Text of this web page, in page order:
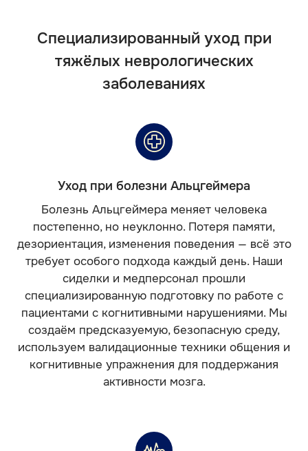
Специализированный уход при
тяжёлых неврологических
заболеваниях
Уход при болезни Альцгеймера
Болезнь Альцгеймера меняет человека
постепенно, но неуклонно. Потеря памяти,
дезориентация, изменения поведения — всё это
требует особого подхода каждый день. Наши
сиделки и медперсонал прошли
специализированную подготовку по работе с
пациентами с когнитивными нарушениями. Мы
создаём предсказуемую, безопасную среду,
используем валидационные техники общения и
когнитивные упражнения для поддержания
активности мозга.